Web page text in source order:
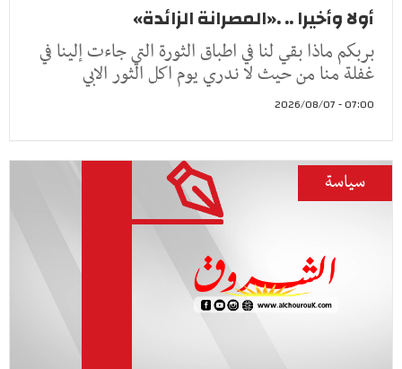
أولا وأخيرا .. .«المصرانة الزائدة»
بربكم ماذا بقي لنا في اطباق الثورة التي جاءت إلينا في
غفلة منا من حيث لا ندري يوم اكل الثور الابي
07:00 - 2026/08/07
سياسة